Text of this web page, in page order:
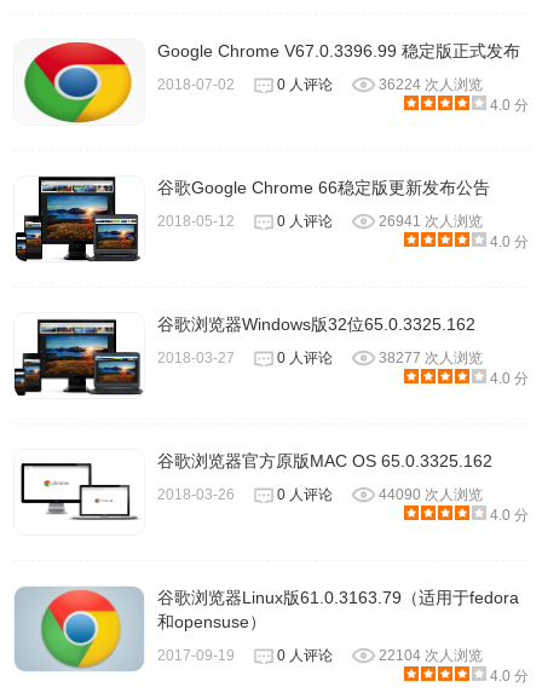
Google Chrome V67.0.3396.99 稳定版正式发布
2018-07-02 0 人评论
36224 次人浏览
4.0 分
谷歌Google Chrome 66稳定版更新发布公告
2018-05-12 0 人评论
26941 次人浏览
4.0 分
谷歌浏览器Windows版32位65.0.3325.162
2018-03-27 0 人评论
38277 次人浏览
4.0 分
谷歌浏览器官方原版MAC OS 65.0.3325.162
2018-03-26 0 人评论
44090 次人浏览
4.0 分
谷歌浏览器Linux版61.0.3163.79（适用于fedora
和opensuse）
2017-09-19 0 人评论
22104 次人浏览
4.0 分